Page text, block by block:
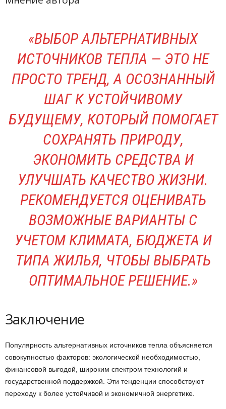
«ВЫБОР АЛЬТЕРНАТИВНЫХ
ИСТОЧНИКОВ ТЕПЛА — ЭТО НЕ
ПРОСТО ТРЕНД, А ОСОЗНАННЫЙ
ШАГ К УСТОЙЧИВОМУ
БУДУЩЕМУ, КОТОРЫЙ ПОМОГАЕТ
СОХРАНЯТЬ ПРИРОДУ,
ЭКОНОМИТЬ СРЕДСТВА И
УЛУЧШАТЬ КАЧЕСТВО ЖИЗНИ.
РЕКОМЕНДУЕТСЯ ОЦЕНИВАТЬ
ВОЗМОЖНЫЕ ВАРИАНТЫ С
УЧЕТОМ КЛИМАТА, БЮДЖЕТА И
ТИПА ЖИЛЬЯ, ЧТОБЫ ВЫБРАТЬ
ОПТИМАЛЬНОЕ РЕШЕНИЕ.»
Заключение
Популярность альтернативных источников тепла объясняется
совокупностью факторов: экологической необходимостью,
финансовой выгодой, широким спектром технологий и
государственной поддержкой. Эти тенденции способствуют
переходу к более устойчивой и экономичной энергетике.